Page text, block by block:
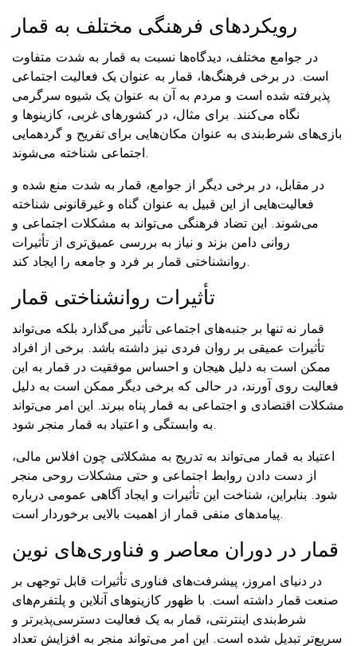
رویکردهای فرهنگی مختلف به قمار
در جوامع مختلف، دیدگاه‌ها نسبت به قمار به شدت متفاوت
است. در برخی فرهنگ‌ها، قمار به عنوان یک فعالیت اجتماعی
پذیرفته شده است و مردم به آن به عنوان یک شیوه سرگرمی
نگاه می‌کنند. برای مثال، در کشورهای غربی، کازینوها و
بازی‌های شرط‌بندی به عنوان مکان‌هایی برای تفریح و گردهمایی
اجتماعی شناخته می‌شوند.
در مقابل، در برخی دیگر از جوامع، قمار به شدت منع شده و
فعالیت‌هایی از این قبیل به عنوان گناه و غیرقانونی شناخته
می‌شوند. این تضاد فرهنگی می‌تواند به مشکلات اجتماعی و
روانی دامن بزند و نیاز به بررسی عمیق‌تری از تأثیرات
روانشناختی قمار بر فرد و جامعه را ایجاد کند.
تأثیرات روانشناختی قمار
قمار نه تنها بر جنبه‌های اجتماعی تأثیر می‌گذارد بلکه می‌تواند
تأثیرات عمیقی بر روان فردی نیز داشته باشد. برخی از افراد
ممکن است به دلیل هیجان و احساس موفقیت در قمار به این
فعالیت روی آورند، در حالی که برخی دیگر ممکن است به دلیل
مشکلات اقتصادی و اجتماعی به قمار پناه ببرند. این امر می‌تواند
به وابستگی و اعتیاد به قمار منجر شود.
اعتیاد به قمار می‌تواند به تدریج به مشکلاتی چون افلاس مالی،
از دست دادن روابط اجتماعی و حتی مشکلات روحی منجر
شود. بنابراین، شناخت این تأثیرات و ایجاد آگاهی عمومی درباره
پیامدهای منفی قمار از اهمیت بالایی برخوردار است.
قمار در دوران معاصر و فناوری‌های نوین
در دنیای امروز، پیشرفت‌های فناوری تأثیرات قابل توجهی بر
صنعت قمار داشته است. با ظهور کازینوهای آنلاین و پلتفرم‌های
شرط‌بندی اینترنتی، قمار به یک فعالیت دسترسی‌پذیرتر و
سریع‌تر تبدیل شده است. این امر می‌تواند منجر به افزایش تعداد